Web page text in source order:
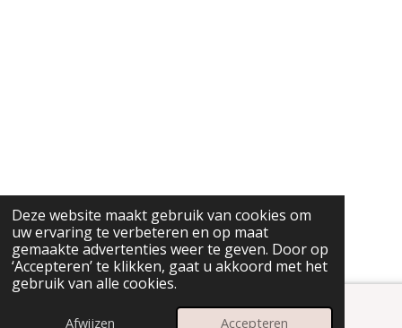
Deze website maakt gebruik van cookies om
uw ervaring te verbeteren en op maat
gemaakte advertenties weer te geven. Door op
‘Accepteren’ te klikken, gaat u akkoord met het
gebruik van alle cookies.
Afwijzen Accepteren